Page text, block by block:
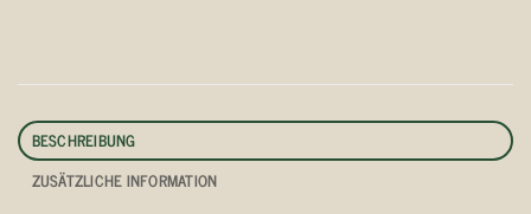
BESCHREIBUNG
ZUSÄTZLICHE INFORMATION